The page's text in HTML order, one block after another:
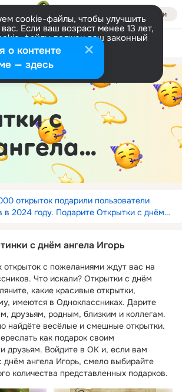
Войти
cookie-файлы, чтобы улучшить
Если ваш возраст менее 13 лет,
файлы должен ваш законный
Больше информации
Настроить
Ангела по имени Игорь
с
открыток подарили пользователи
в 2024 году. Подарите Открытки с днём
с днём ангела Игорь
открыток с пожеланиями ждут вас на
Что искали? Открытки с днём
какие красивые открытки,
имеются в Одноклассниках. Дарите
друзьям, родным, близким и коллегам.
найдёте весёлые и смешные открытки.
как подарок своим
друзьям. Войдите в ОК и, если вам
ангела Игорь, смело выбирайте
количества представленных подарков.
о контенте
— здесь